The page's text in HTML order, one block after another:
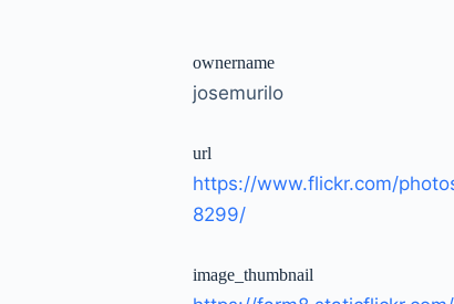
ownername
josemurilo
url
https://www.flickr.com/
8299/
image_thumbnail